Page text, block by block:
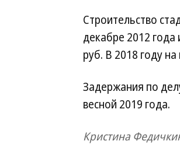
Строительство
декабре 2012
руб. В 2018 году
Задержания по
весной 2019 года.
Кристина